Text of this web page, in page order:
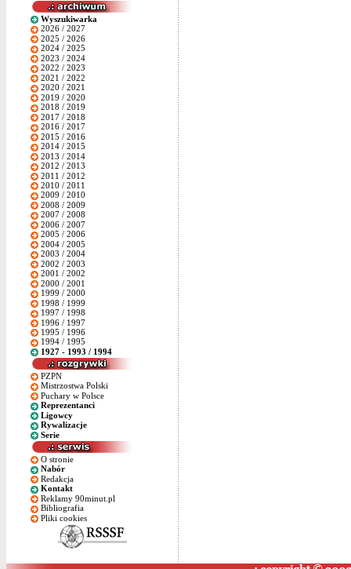
Wyszukiwarka
2026 / 2027
2025 / 2026
2024 / 2025
2023 / 2024
2022 / 2023
2021 / 2022
2020 / 2021
2019 / 2020
2018 / 2019
2017 / 2018
2016 / 2017
2015 / 2016
2014 / 2015
2013 / 2014
2012 / 2013
2011 / 2012
2010 / 2011
2009 / 2010
2008 / 2009
2007 / 2008
2006 / 2007
2005 / 2006
2004 / 2005
2003 / 2004
2002 / 2003
2001 / 2002
2000 / 2001
1999 / 2000
1998 / 1999
1997 / 1998
1996 / 1997
1995 / 1996
1994 / 1995
1927 - 1993 / 1994
PZPN
Mistrzostwa Polski
Puchary w Polsce
Reprezentanci
Ligowcy
Rywalizacje
Serie
O stronie
Nabór
Redakcja
Kontakt
Reklamy 90minut.pl
Bibliografia
Pliki cookies